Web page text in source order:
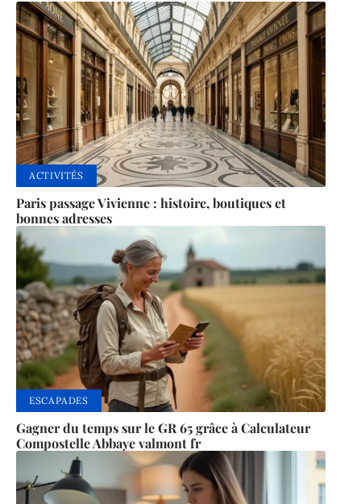
ACTIVITÉS
Paris passage Vivienne : histoire, boutiques et
bonnes adresses
ESCAPADES
Gagner du temps sur le GR 65 grâce à Calculateur
Compostelle Abbaye valmont fr